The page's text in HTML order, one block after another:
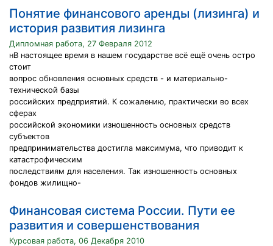
Понятие финансового аренды (лизинга) и
история развития лизинга
Дипломная работа, 27 Февраля 2012
нВ настоящее время в нашем государстве всё ещё очень остро
стоит
вопрос обновления основных средств - и материально-
технической базы
российских предприятий. К сожалению, практически во всех
сферах
российской экономики изношенность основных средств
субъектов
предпринимательства достигла максимума, что приводит к
катастрофическим
последствиям для населения. Так изношенность основных
фондов жилищно-
Финансовая система России. Пути ее
развития и совершенствования
Курсовая работа, 06 Декабря 2010